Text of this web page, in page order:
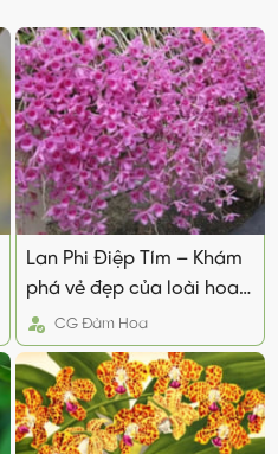
Lan Phi Điệp Tím – Khám
phá vẻ đẹp của loài hoa
lam kiêu sa
CG Đàm Hoa